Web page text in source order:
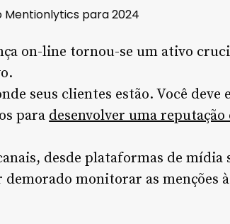
para 2024
on-line tornou-se um ativo
seus clientes estão. Você
para desenvolver uma
desde plataformas de
monitorar as menções